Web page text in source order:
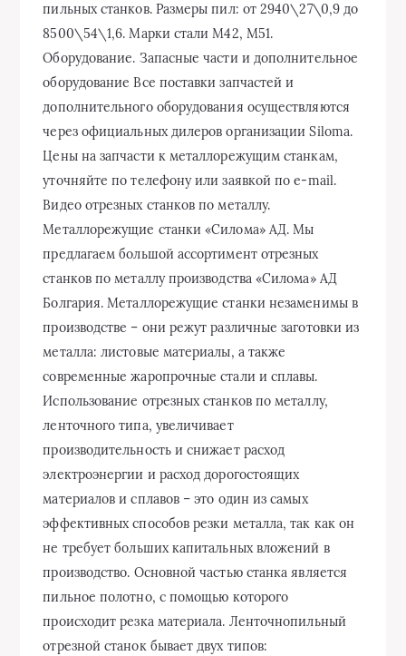
пильных станков. Размеры пил: от 2940\27\0,9 до
8500\54\1,6. Марки стали M42, M51.
Оборудование. Запасные части и дополнительное
оборудование Все поставки запчастей и
дополнительного оборудования осуществляются
через официальных дилеров организации Siloma.
Цены на запчасти к металлорежущим станкам,
уточняйте по телефону или заявкой по e-mail.
Видео отрезных станков по металлу.
Металлорежущие станки «Силома» АД. Мы
предлагаем большой ассортимент отрезных
станков по металлу производства «Силома» АД
Болгария. Металлорежущие станки незаменимы в
производстве – они режут различные заготовки из
металла: листовые материалы, а также
современные жаропрочные стали и сплавы.
Использование отрезных станков по металлу,
ленточного типа, увеличивает
производительность и снижает расход
электроэнергии и расход дорогостоящих
материалов и сплавов – это один из самых
эффективных способов резки металла, так как он
не требует больших капитальных вложений в
производство. Основной частью станка является
пильное полотно, с помощью которого
происходит резка материала. Ленточнопильный
отрезной станок бывает двух типов: